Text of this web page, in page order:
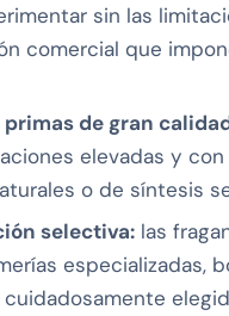
sin las
comercial que
de gran
elevadas y
o de síntesis
selectiva:las
especializadas,